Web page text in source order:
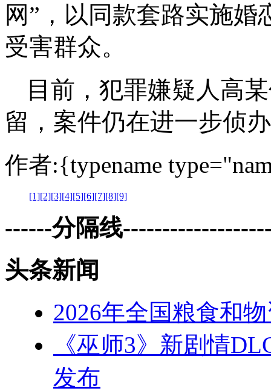
网”，以同款套路实施
受害群众。
目前，犯罪嫌疑人高
留，案件仍在进一步侦
作者:{typename
[1][2][3][4][5][6][7][8][9]
------分隔线
头条新闻
2026年全国粮食和
《巫师3》新剧情
发布